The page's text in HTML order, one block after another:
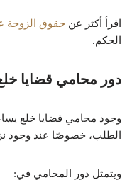
اقرأ أكثر عن حقوق الزوجة
الحكم.
دور محامي قضايا
وجود محامي قضايا خلع
الطلب، خصوصًا عند وجود
ويتمثل دور المحامي في: